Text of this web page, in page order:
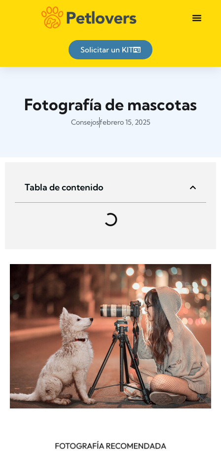
Solicitar un KIT
Fotografía de mascotas
Consejosfebrero 15, 2025
Tabla de contenido